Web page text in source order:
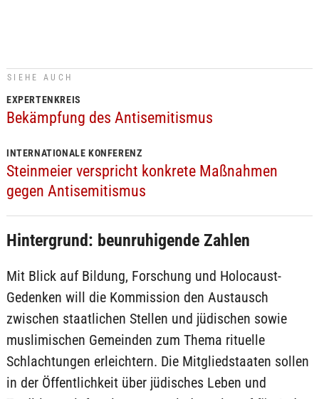
SIEHE AUCH
EXPERTENKREIS
Bekämpfung des Antisemitismus
INTERNATIONALE KONFERENZ
Steinmeier verspricht konkrete Maßnahmen
gegen Antisemitismus
Hintergrund: beunruhigende Zahlen
Mit Blick auf Bildung, Forschung und Holocaust-
Gedenken will die Kommission den Austausch
zwischen staatlichen Stellen und jüdischen sowie
muslimischen Gemeinden zum Thema rituelle
Schlachtungen erleichtern. Die Mitgliedstaaten sollen
in der Öffentlichkeit über jüdisches Leben und